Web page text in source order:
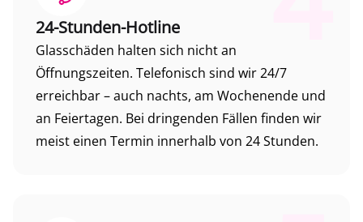
24-Stunden-Hotline
Glasschäden halten sich nicht an
Öffnungszeiten. Telefonisch sind wir 24/7
erreichbar – auch nachts, am Wochenende und
an Feiertagen. Bei dringenden Fällen finden wir
meist einen Termin innerhalb von 24 Stunden.